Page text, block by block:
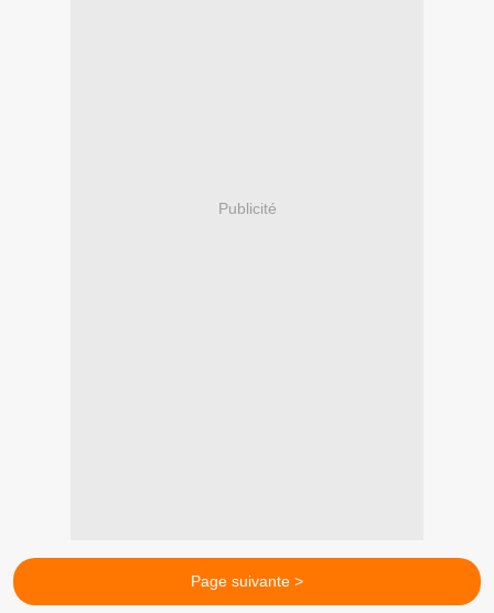
Publicité
Page suivante >